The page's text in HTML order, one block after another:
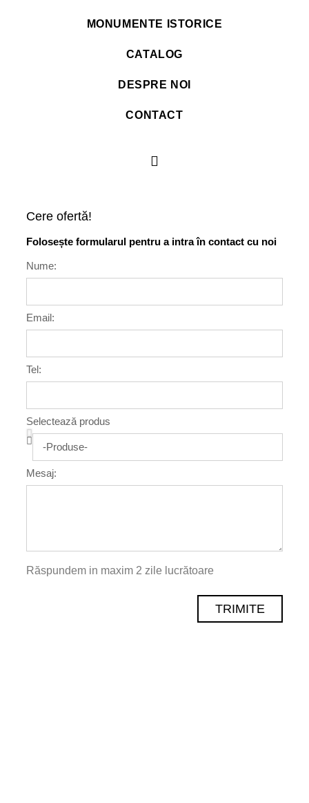
MONUMENTE ISTORICE
CATALOG
DESPRE NOI
CONTACT
Cere ofertă!
Folosește formularul pentru a intra în contact cu noi
Nume:
Email:
Tel:
Selectează produs
Mesaj:
Răspundem in maxim 2 zile lucrătoare
TRIMITE